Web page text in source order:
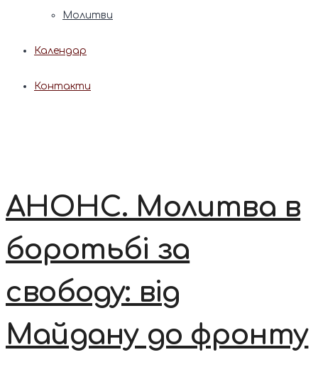
Молитви
Календар
Контакти
АНОНС. Молитва в
боротьбі за
свободу: від
Майдану до фронту